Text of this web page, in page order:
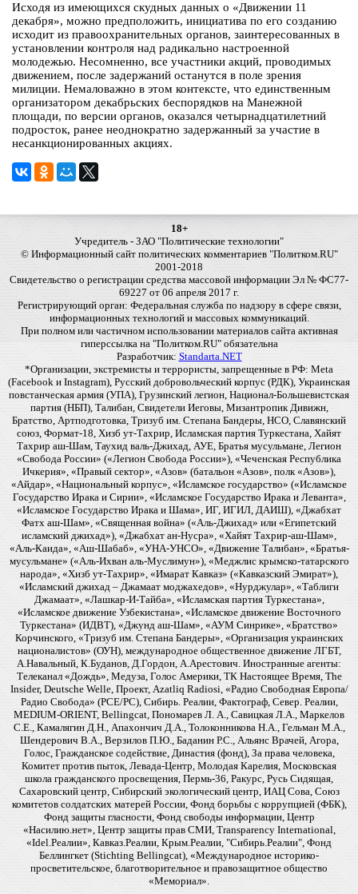
Исходя из имеющихся скудных данных о «Движении 11
декабря», можно предположить, инициатива по его созданию
исходит из правоохранительных органов, заинтересованных в
установлении контроля над радикально настроенной
молодежью. Несомненно, все участники акций, проводимых
движением, после задержаний останутся в поле зрения
милиции. Немаловажно в этом контексте, что единственным
организатором декабрьских беспорядков на Манежной
площади, по версии органов, оказался четырнадцатилетний
подросток, ранее неоднократно задержанный за участие в
несанкционированных акциях.
18+
Учредитель - ЗАО "Политические технологии"
© Информационный сайт политических комментариев "Политком.RU"
2001-2018
Свидетельство о регистрации средства массовой информации Эл № ФС77-
69227 от 06 апреля 2017 г.
Регистрирующий орган: Федеральная служба по надзору в сфере связи,
информационных технологий и массовых коммуникаций.
При полном или частичном использовании материалов сайта активная
гиперссылка на "Политком.RU" обязательна
Разработчик: Standarta.NET
*Организации, экстремисты и террористы, запрещенные в РФ: Meta
(Facebook и Instagram), Русский добровольческий корпус (РДК), Украинская
повстанческая армия (УПА), Грузинский легион, Национал-Большевистская
партия (НБП), Талибан, Свидетели Иеговы, Мизантропик Дивижн,
Братство, Артподготовка, Тризуб им. Степана Бандеры, НСО, Славянский
союз, Формат-18, Хизб ут-Тахрир, Исламская партия Туркестана, Хайят
Тахрир аш-Шам, Таухид валь-Джихад, АУЕ, Братья мусульмане, Легион
«Свобода России» («Легион Свобода России»), «Чеченская Республика
Ичкерия», «Правый сектор», «Азов» (батальон «Азов», полк «Азов»),
«Айдар», «Национальный корпус», «Исламское государство» («Исламское
Государство Ирака и Сирии», «Исламское Государство Ирака и Леванта»,
«Исламское Государство Ирака и Шама», ИГ, ИГИЛ, ДАИШ), «Джабхат
Фатх аш-Шам», «Священная война» («Аль-Джихад» или «Египетский
исламский джихад»), «Джабхат ан-Нусра», «Хайят Тахрир-аш-Шам»,
«Аль-Каида», «Аш-Шабаб», «УНА-УНСО», «Движение Талибан», «Братья-
мусульмане» («Аль-Ихван аль-Муслимун»), «Меджлис крымско-татарского
народа», «Хизб ут-Тахрир», «Имарат Кавказ» («Кавказский Эмират»),
«Исламский джихад – Джамаат моджахедов», «Нурджулар», «Таблиги
Джамаат», «Лашкар-И-Тайба», «Исламская партия Туркестана»,
«Исламское движение Узбекистана», «Исламское движение Восточного
Туркестана» (ИДВТ), «Джунд аш-Шам», «АУМ Синрике», «Братство»
Корчинского, «Тризуб им. Степана Бандеры», «Организация украинских
националистов» (ОУН), международное общественное движение ЛГБТ,
А.Навальный, К.Буданов, Д.Гордон, А.Арестович. Иностранные агенты:
Телеканал «Дождь», Медуза, Голос Америки, ТК Настоящее Время, The
Insider, Deutsche Welle, Проект, Azatliq Radiosi, «Радио Свободная Европа/
Радио Свобода» (PCE/PC), Сибирь. Реалии, Фактограф, Север. Реалии,
MEDIUM-ORIENT, Bellingcat, Пономарев Л. А., Савицкая Л.А., Маркелов
С.Е., Камалягин Д.Н., Апахончич Д.А., Толоконникова Н.А., Гельман М.А.,
Шендерович В.А., Верзилов П.Ю., Баданин Р.С., Альянс Врачей, Агора,
Голос, Гражданское содействие, Династия (фонд), За права человека,
Комитет против пыток, Левада-Центр, Молодая Карелия, Московская
школа гражданского просвещения, Пермь-36, Ракурс, Русь Сидящая,
Сахаровский центр, Сибирский экологический центр, ИАЦ Сова, Союз
комитетов солдатских матерей России, Фонд борьбы с коррупцией (ФБК),
Фонд защиты гласности, Фонд свободы информации, Центр
«Насилию.нет», Центр защиты прав СМИ, Transparency International,
«Idel.Реалии», Кавказ.Реалии, Крым.Реалии, "Сибирь.Реалии", Фонд
Беллингкет (Stichting Bellingcat), «Международное историко-
просветительское, благотворительное и правозащитное общество
«Мемориал».